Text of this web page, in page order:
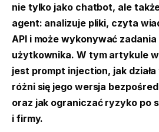
nie tylko jako chatbot, ale
agent: analizuje pliki, czyta
API i może wykonywać zadania
użytkownika. W tym artykule
jest prompt injection, jak
różni się jego wersja
oraz jak ograniczać ryzyko po
i firmy.